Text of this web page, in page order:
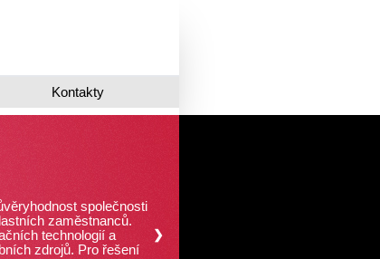
Kontakty
společnosti
zaměstnanců.
technologií a
zdrojů. Pro řešení
❯